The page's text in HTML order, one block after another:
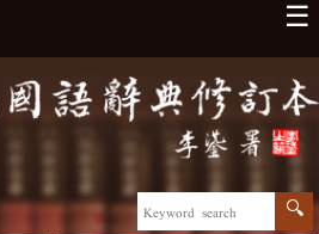
☰